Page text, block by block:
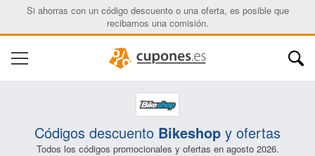
Si ahorras con un código descuento o una oferta, es posible que
recibamos una comisión.
Códigos descuento Bikeshop y ofertas
Todos los códigos promocionales y ofertas en agosto 2026.